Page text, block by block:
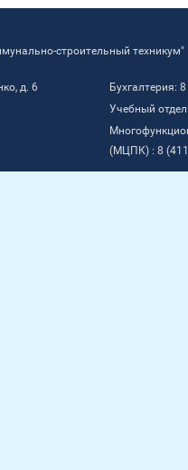
строительный техникум"
д. 6
Бухгалтерия:
Учебный
(МЦПК) : 8